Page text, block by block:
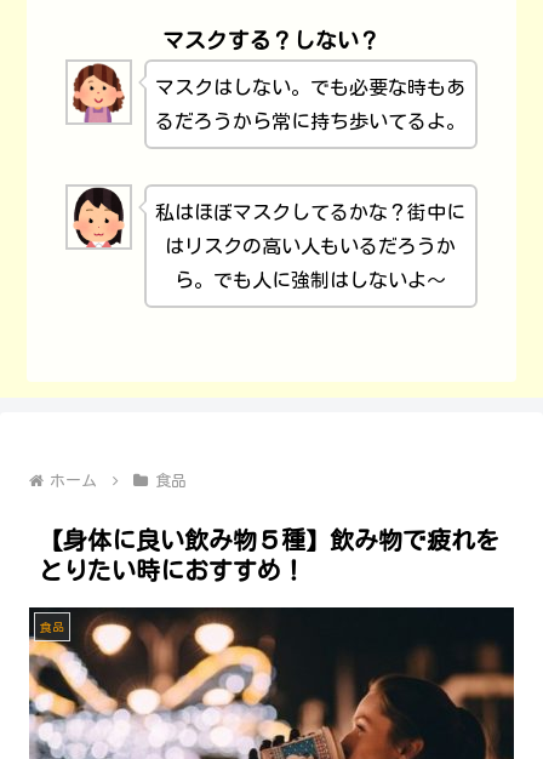
マスクする？しない？
マスクはしない。でも必要な時もあ
るだろうから常に持ち歩いてるよ。
私はほぼマスクしてるかな？街中に
はリスクの高い人もいるだろうか
ら。でも人に強制はしないよ～
ホーム 食品
【身体に良い飲み物５種】飲み物で疲れを
とりたい時におすすめ！
食品